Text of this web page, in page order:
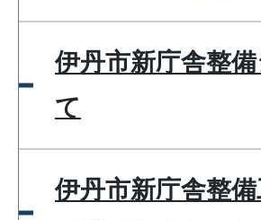
伊丹市新庁舎整
て
伊丹市新庁舎整